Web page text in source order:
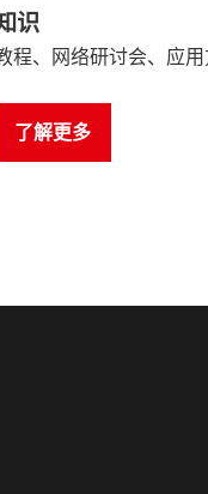
识
程、网络研讨会、应
了解更多